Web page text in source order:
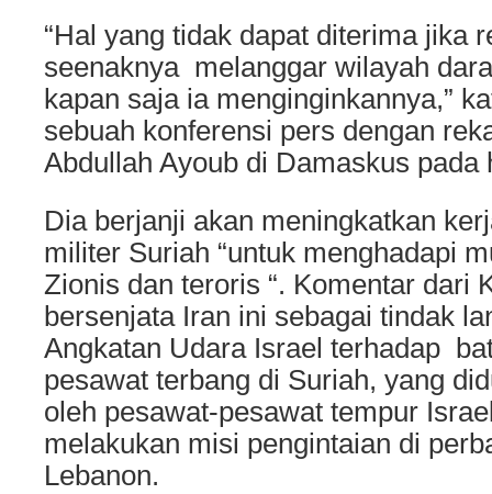
“Hal yang tidak dapat diterima jika
seenaknya melanggar wilayah
kapan saja ia menginginkannya,”
sebuah konferensi pers dengan
Abdullah Ayoub di Damaskus pada
Dia berjanji akan meningkatkan
militer Suriah “untuk menghadapi
Zionis dan teroris “. Komentar dari
bersenjata Iran ini sebagai tindak
Angkatan Udara Israel terhadap
pesawat terbang di Suriah, yang
oleh pesawat-pesawat tempur
melakukan misi pengintaian di
Lebanon.